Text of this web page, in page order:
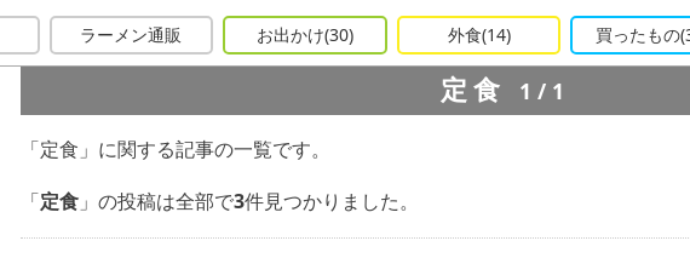
ラーメン通販 お出かけ(30) 外食(14) 買ったもの
定食 1/1
「定食」に関する記事の一覧です。
「定食 」の投稿は全部で3件見つかりました。